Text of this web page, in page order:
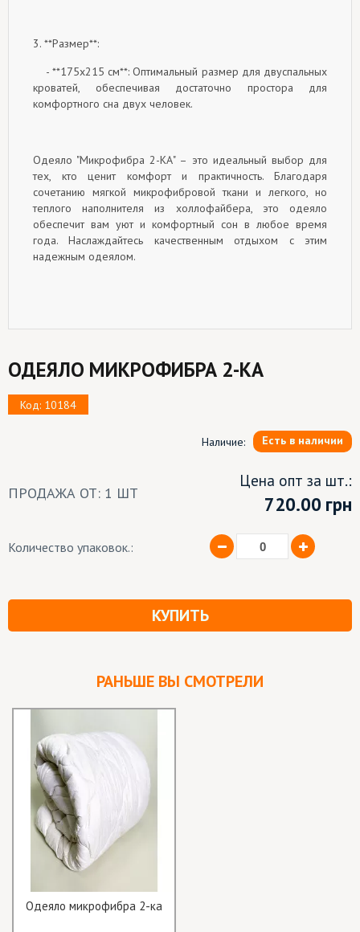
3. **Размер**:
- **175x215 см**: Оптимальный размер для двуспальных
кроватей, обеспечивая достаточно простора для
комфортного сна двух человек.
Одеяло "Микрофибра 2-КА" – это идеальный выбор для
тех, кто ценит комфорт и практичность. Благодаря
сочетанию мягкой микрофибровой ткани и легкого, но
теплого наполнителя из холлофайбера, это одеяло
обеспечит вам уют и комфортный сон в любое время
года. Наслаждайтесь качественным отдыхом с этим
надежным одеялом.
ОДЕЯЛО МИКРОФИБРА 2-КА
Код: 10184
Наличие: Есть в наличии
ПРОДАЖА ОТ: 1 ШТ
Цена опт за шт.:
720.00 грн
Количество упаковок.:
КУПИТЬ
РАНЬШЕ ВЫ СМОТРЕЛИ
Одеяло микрофибра 2-ка